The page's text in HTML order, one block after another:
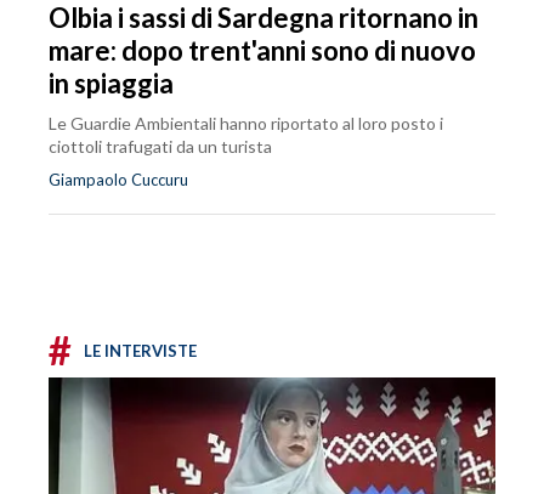
Olbia i sassi di Sardegna ritornano in
mare: dopo trent'anni sono di nuovo
in spiaggia
Le Guardie Ambientali hanno riportato al loro posto i
ciottoli trafugati da un turista
Giampaolo Cuccuru
# LE INTERVISTE